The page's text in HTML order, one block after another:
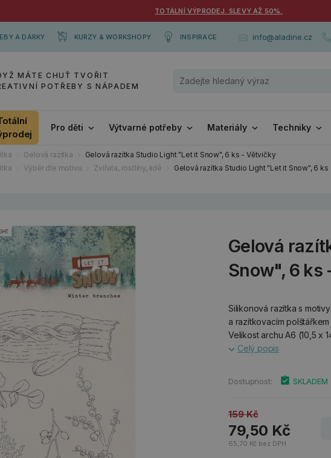
TOTÁLNÍ VÝPRODEJ. SLEVY AŽ 50%.
A DÁRKY KURZY & WORKSHOPY INSPIRACE info@aladine.cz
MÁTE CHUŤ TVOŘIT
POTŘEBY S NÁPADEM
Pro děti Výtvarné potřeby Materiály Techniky
Gelová razítka
Gelová razítka Studio Light "Let it Snow", 6 ks - Větvičky
Výběr dle motivu Zvířata, rostliny, lidé Gelová razítka Studio Light "Let it Snow", 6
Gelová
Snow", 6
Silikonová razítka s
a razítkovacím
Velikost archu A6 (10,5 x
Celý popis
Dostupnost: SKLADEM
159 Kč
79,50 Kč
65,70 Kč bez DPH